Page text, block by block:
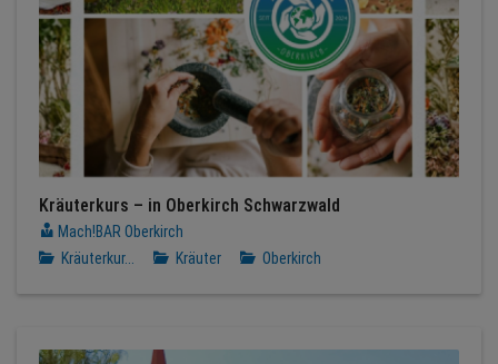
Kräuterkurs – in Oberkirch Schwarzwald
Mach!BAR Oberkirch
Kräuterkur...
Kräuter Oberkirch